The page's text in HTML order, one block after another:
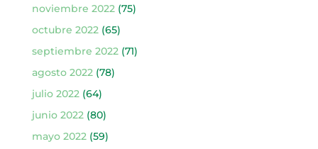
noviembre 2022(75)
octubre 2022(65)
septiembre 2022(71)
agosto 2022(78)
julio 2022(64)
junio 2022(80)
mayo 2022(59)